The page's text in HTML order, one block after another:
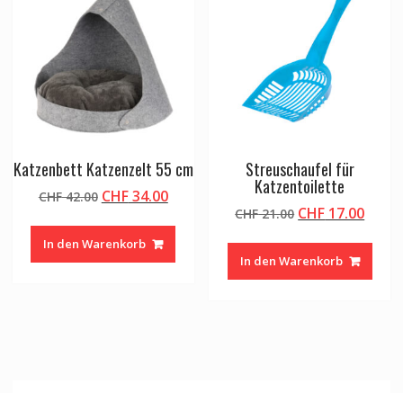
Katzenbett Katzenzelt 55 cm
CHF42.00 Ursprünglicher
war:
CHF 42.00
CHF34.00Aktueller
In den Warenkorb
Streuschaufel für
Katzentoilette
CHF21.00 Ursprünglicher
war:
CHF 21.00
CHF 17.00
In den Warenkorb